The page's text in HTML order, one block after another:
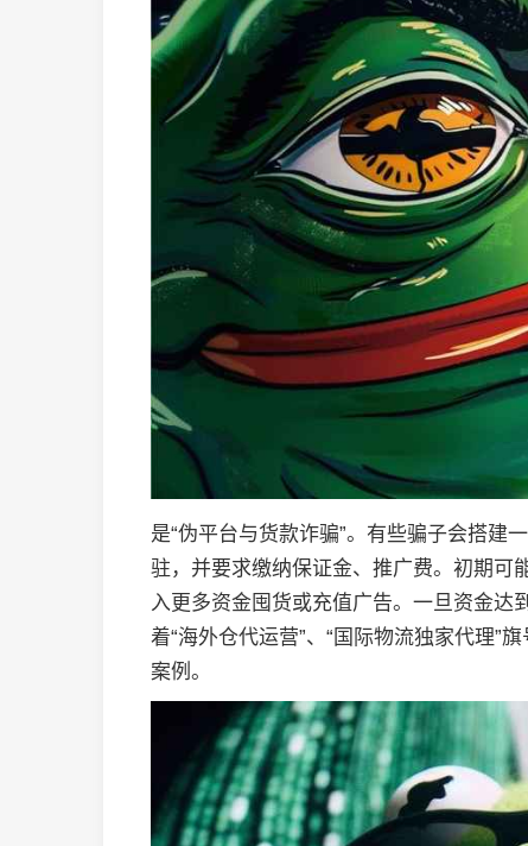
是“伪平台与货款诈骗”。有些骗子会搭建
驻，并要求缴纳保证金、推广费。初期可
入更多资金囤货或充值广告。一旦资金达
着“海外仓代运营”、“国际物流独家代理”
案例。